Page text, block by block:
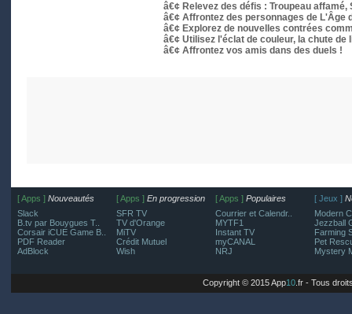
â€¢ Relevez des défis : Troupeau
â€¢ Affrontez des personnages de L'Âge
â€¢ Explorez de nouvelles contrées
â€¢ Utilisez l'éclat de couleur, la chute
â€¢ Affrontez vos amis dans des duels !
[ Apps ] Nouveautés
Slack
B.tv par Bouygues T..
Corsair iCUE Game B..
PDF Reader
AdBlock
[ Apps ] En progression
SFR TV
TV d'Orange
MiTV
Crédit Mutuel
Wish
[ Apps ] Populaires
Courrier et Calendr..
MYTF1
Instant TV
myCANAL
NRJ
[ Jeux ]
Modern
Jezzball
Farming
Pet
Mystery
Copyright © 2015 App10 .fr - Tous